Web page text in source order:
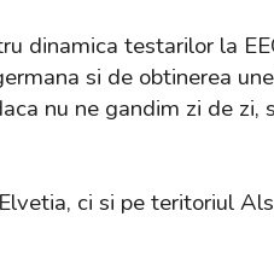
dinamica testarilor la
si de obtinerea
nu ne gandim zi de
ci si pe teritoriul